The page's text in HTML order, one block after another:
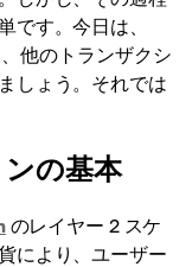
です。今日は、
他のトランザクシ
しょう。それでは
の基本
のレイヤー 2 スケ
により、ユーザー